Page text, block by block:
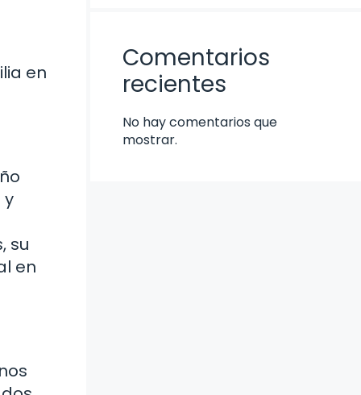
en
y
su
en
Comentarios
recientes
No hay comentarios que
mostrar.